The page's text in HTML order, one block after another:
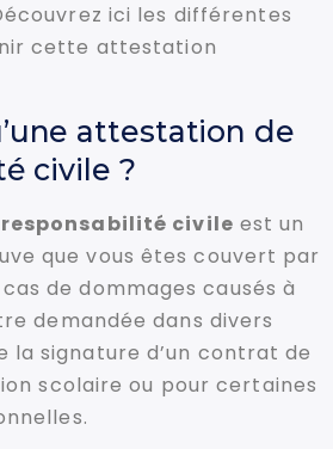
ici les différentes
cette attestation
attestation de
civile ?
civile est un
que vous êtes couvert par
de dommages causés à
demandée dans divers
la signature d’un contrat de
scolaire ou pour certaines